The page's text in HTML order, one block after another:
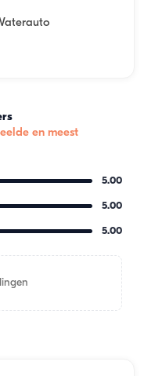
en meest
5.00
5.00
5.00